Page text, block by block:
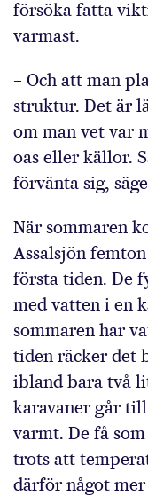
försöka fatta
varmast.
– Och att man
struktur. Det är
om man vet var
oas eller källor.
förvänta sig,
När sommaren
Assalsjön
första tiden. De
med vatten i en
sommaren har
tiden räcker det
ibland bara två
karavaner går
varmt. De få
trots att
därför något